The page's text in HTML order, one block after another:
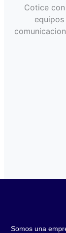
Cotice
Somos una